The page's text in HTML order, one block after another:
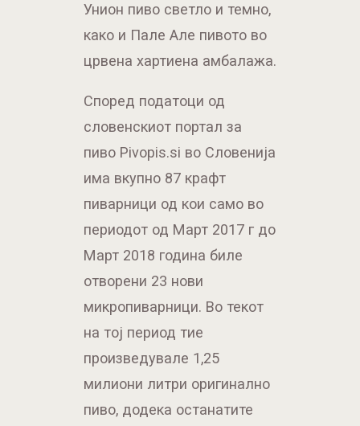
Унион пиво светло и темно,
како и Пале Але пивото во
црвена хартиена амбалажа.
Според податоци од
словенскиот портал за
пиво Pivopis.si во Словенија
има вкупно 87 крафт
пиварници од кои само во
периодот од Март 2017 г до
Март 2018 година биле
отворени 23 нови
микропиварници. Во текот
на тој период тие
произведувале 1,25
милиони литри оригинално
пиво, додека останатите